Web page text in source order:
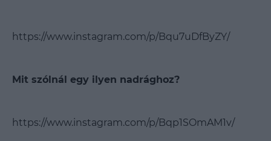
https://www.instagram.com/p/Bqu7uDfByZY/
Mit szólnál egy ilyen nadrághoz?
https://www.instagram.com/p/Bqp1SOmAM1v/